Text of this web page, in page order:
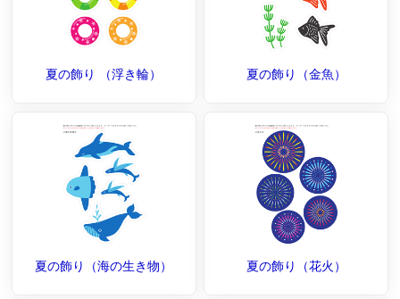
夏の飾り （浮き輪） 夏の飾り（金魚）
夏の飾り（海の生き物） 夏の飾り（花火）